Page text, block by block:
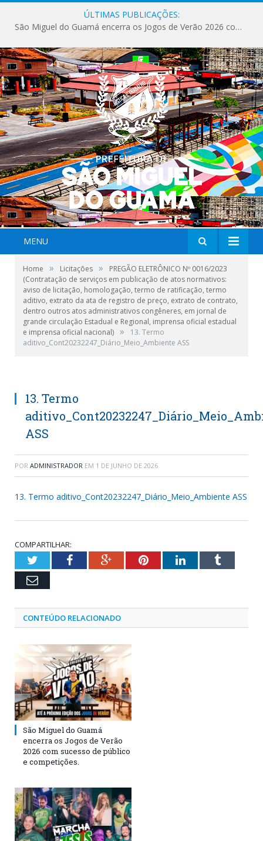
ÚLTIMAS PUBLICAÇÕES:
São Miguel do Guamá encerra os Jogos de Verão 2026 com sucesso de público e competições.
MENU
Home » Licitações »
PREGÃO ELETRÔNICO Nº 0016/2023
(Contratação de serviços em publicação de atos normativos:
aviso de licitação, homologação, termo de ratificação, termo
aditivo, extrato da ata de registro de preço, extrato de contrato,
dentro outros atos administrativos congêneres, em jornal de
grande circulação Estadual e Regional, imprensa oficial estadual
e imprensa oficial nacional) »
13. Termo
aditivo_Cont20232247_Diário_Meio_Ambiente ASS
13. Termo
ASS
POR ADMINISTRADOR EM 1 DE JUNHO DE 2026
13. Termo aditivo_Cont20232247_Diário_Meio_Ambiente ASS
COMPARTILHAR:
TwitterFacebookGoogle+PinterestLinkedInTumblr
Email
CONTEÚDO RELACIONADO
São Miguel do Guamá
encerra os Jogos de Verão
2026 com sucesso de público
e competições.